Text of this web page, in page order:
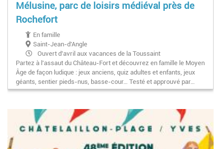
Mélusine, parc de loisirs médiéval près de
Rochefort
En famille
Saint-Jean-d'Angle
Ouvert d'avril aux vacances de la Toussaint
Partez à l'assaut du Château-Fort et découvrez en famille le Moyen
Âge de façon ludique : jeux anciens, quiz adultes et enfants, jeux
géants, sentier pieds-nus, basse-cour… Testé et approuvé par…